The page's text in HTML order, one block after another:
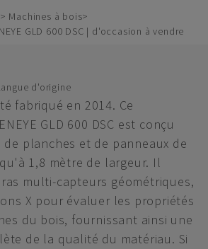
Machines à bois
GLD 600 DSC | d'occasion à vendre
d'origine
fabriqué en 2014. Ce
GLD 600 DSC est conçu
planches et de panneaux de
1,8 mètre de largeur. Il
multi-capteurs géométriques,
X pour évaluer les propriétés
du bois, fournissant ainsi une
de la qualité du matériau. Si